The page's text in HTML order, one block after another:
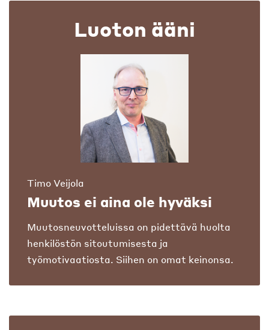
Luoton ääni
Timo Veijola
Muutos ei aina ole hyväksi
Muutosneuvotteluissa on pidettävä huolta
henkilöstön sitoutumisesta ja
työmotivaatiosta. Siihen on omat keinonsa.